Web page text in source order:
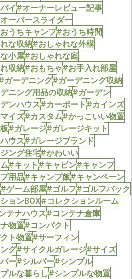
イ#オーナーレビュー記事
ーバースライダー
うちキャンプ#おうち時間
な収納#おしゃれな外構
小屋#おしゃれな庭
収納#おもちゃ#お手入れ部屋
ガーデニング#ガーデニング収納
ニング用品の収納#ガーデン
ンハウス#カーポート#カインズ
イズ#カスタム#かっこいい物置
#ガレージ#ガレージキット
ウス#ガレージブランド
ング住宅#かわいい
#キット#キャビン#キャンプ
用品#キャンプ飯#キャンペーン
#ゲーム部屋#ゴルフ#ゴルフバック
ョンBOX#コレクションルーム
テナハウス#コンテナ倉庫
物置#コンパクト
ト物置#サーフィン
グ#サイクルガレージ#サイズ
ー#シルバー#シンプル
ルな暮らし#シンプルな物置